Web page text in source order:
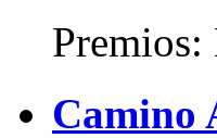
Camino